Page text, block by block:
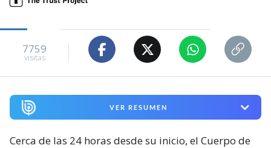
7759
visitas
VER RESUMEN
Cerca de las 24 horas desde su inicio, el Cuerpo de